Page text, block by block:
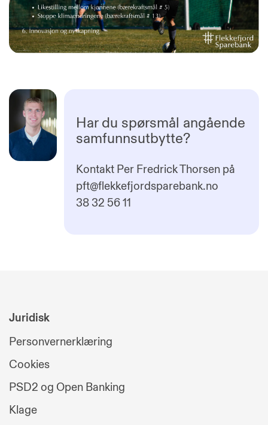
Har du spørsmål angående
samfunnsutbytte?
Kontakt Per Fredrick Thorsen på
pft@flekkefjordsparebank.no
38 32 56 11
Juridisk
Personvernerklæring
Cookies
PSD2 og Open Banking
Klage